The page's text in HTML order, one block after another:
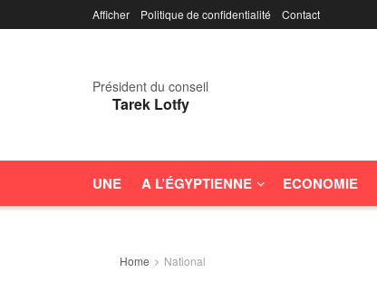
Afficher Politique de confidentialité Contact
Président du conseil
Tarek Lotfy
UNE A L’ÉGYPTIENNE ECONOMIE
Home National